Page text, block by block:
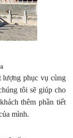
lượng phục vụ cùng
tôi sẽ giúp cho
thêm phần tiết
mình.